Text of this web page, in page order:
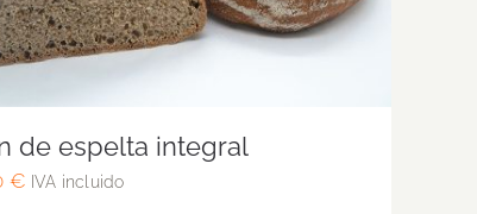
de espelta integral
€ IVA incluido